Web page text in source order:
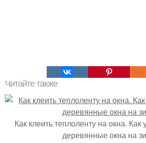
Читайте также
Как клеить теплоленту на окна. Как
деревянные окна на